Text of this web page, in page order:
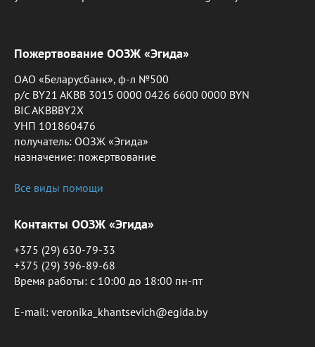
Пожертвование ООЗЖ «Эгида»
ОАО «Беларусбанк», ф-л №500
р/с BY21 AKBB 3015 0000 0426 6600 0000 BYN
BIC AKBBBY2X
УНП 101860476
получатель: ООЗЖ «Эгида»
назначение: пожертвование
Все виды помощи
Контакты ООЗЖ «Эгида»
+375 (29) 630-79-33
+375 (29) 396-89-68
Время работы: c 10:00 до 18:00 пн-пт
E-mail: veronika_khantsevich@egida.by